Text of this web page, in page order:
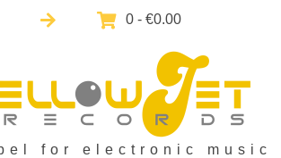
0 - €0.00
for electronic music